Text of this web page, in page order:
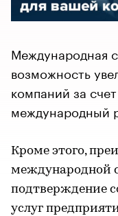
Международная
возможность
компаний за
международный
Кроме этого,
международной
подтверждение
услуг